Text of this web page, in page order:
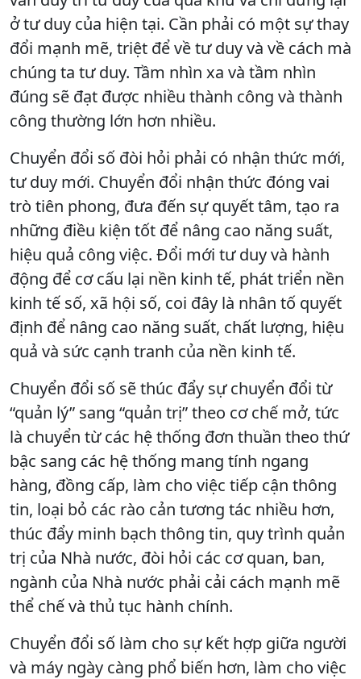
ở tư duy của hiện tại. Cần phải có một sự thay
đổi mạnh mẽ, triệt để về tư duy và về cách mà
chúng ta tư duy. Tầm nhìn xa và tầm nhìn
đúng sẽ đạt được nhiều thành công và thành
công thường lớn hơn nhiều.
Chuyển đổi số đòi hỏi phải có nhận thức mới,
tư duy mới. Chuyển đổi nhận thức đóng vai
trò tiên phong, đưa đến sự quyết tâm, tạo ra
những điều kiện tốt để nâng cao năng suất,
hiệu quả công việc. Đổi mới tư duy và hành
động để cơ cấu lại nền kinh tế, phát triển nền
kinh tế số, xã hội số, coi đây là nhân tố quyết
định để nâng cao năng suất, chất lượng, hiệu
quả và sức cạnh tranh của nền kinh tế.
Chuyển đổi số sẽ thúc đẩy sự chuyển đổi từ
“quản lý” sang “quản trị” theo cơ chế mở, tức
là chuyển từ các hệ thống đơn thuần theo thứ
bậc sang các hệ thống mang tính ngang
hàng, đồng cấp, làm cho việc tiếp cận thông
tin, loại bỏ các rào cản tương tác nhiều hơn,
thúc đẩy minh bạch thông tin, quy trình quản
trị của Nhà nước, đòi hỏi các cơ quan, ban,
ngành của Nhà nước phải cải cách mạnh mẽ
thể chế và thủ tục hành chính.
Chuyển đổi số làm cho sự kết hợp giữa người
và máy ngày càng phổ biến hơn, làm cho việc